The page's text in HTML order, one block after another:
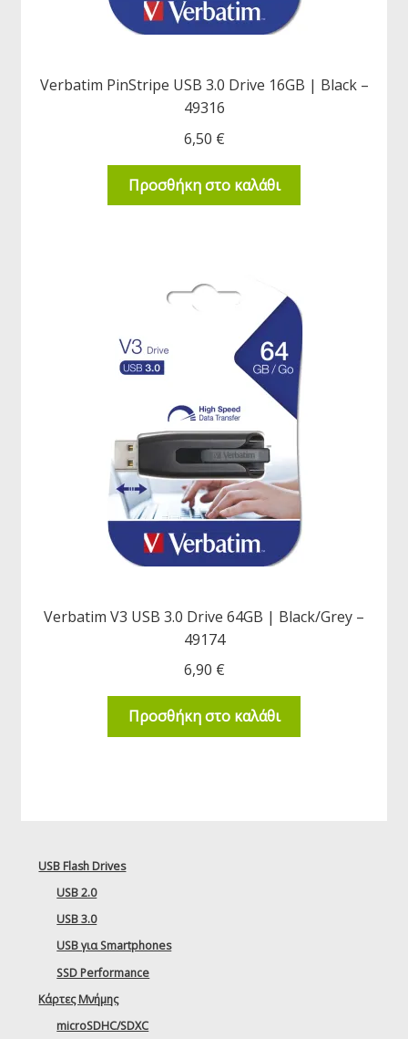
Verbatim PinStripe USB 3.0 Drive 16GB | Black –
49316
6,50 €
Προσθήκη στο καλάθι
Verbatim V3 USB 3.0 Drive 64GB | Black/Grey –
49174
6,90 €
Προσθήκη στο καλάθι
USB Flash Drives
USB 2.0
USB 3.0
USB για Smartphones
SSD Performance
Κάρτες Μνήμης
microSDHC/SDXC